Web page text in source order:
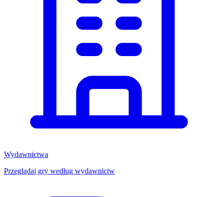
Wydawnictwa
Przeglądaj gry według wydawnictw